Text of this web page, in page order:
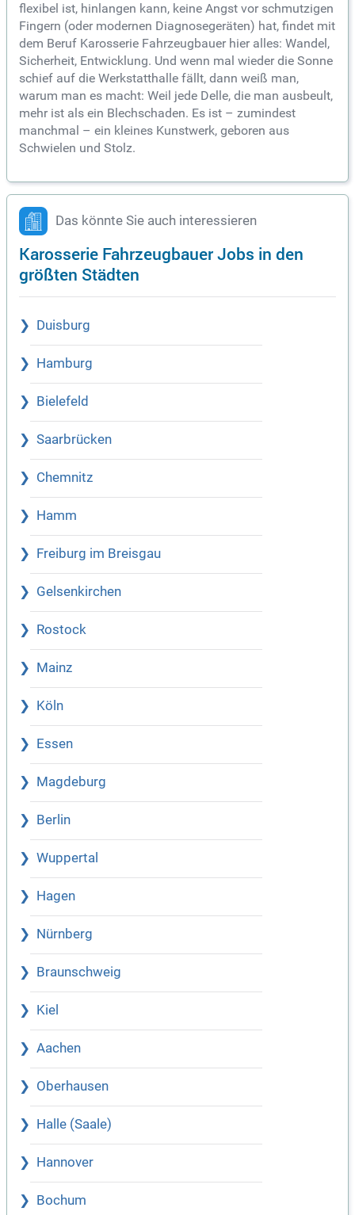
flexibel ist, hinlangen kann, keine Angst vor schmutzigen
Fingern (oder modernen Diagnosegeräten) hat, findet mit
dem Beruf Karosserie Fahrzeugbauer hier alles: Wandel,
Sicherheit, Entwicklung. Und wenn mal wieder die Sonne
schief auf die Werkstatthalle fällt, dann weiß man,
warum man es macht: Weil jede Delle, die man ausbeult,
mehr ist als ein Blechschaden. Es ist – zumindest
manchmal – ein kleines Kunstwerk, geboren aus
Schwielen und Stolz.
Das könnte Sie auch interessieren
Karosserie Fahrzeugbauer Jobs in den
größten Städten
Duisburg
Hamburg
Bielefeld
Saarbrücken
Chemnitz
Hamm
Freiburg im Breisgau
Gelsenkirchen
Rostock
Mainz
Köln
Essen
Magdeburg
Berlin
Wuppertal
Hagen
Nürnberg
Braunschweig
Kiel
Aachen
Oberhausen
Halle (Saale)
Hannover
Bochum